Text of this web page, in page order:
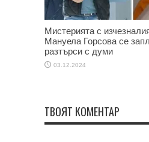
Мистерията с
Мануела Горсова се
разтърси с думи
03.12.2024
ТВОЯТ КОМЕНТАР